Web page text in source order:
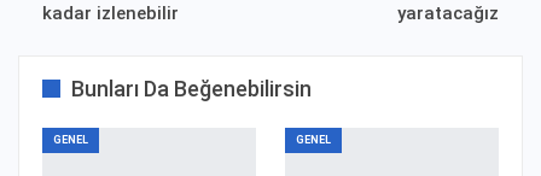
kadar izlenebilir
yaratacağız
Bunları Da Beğenebilirsin
GENEL GENEL